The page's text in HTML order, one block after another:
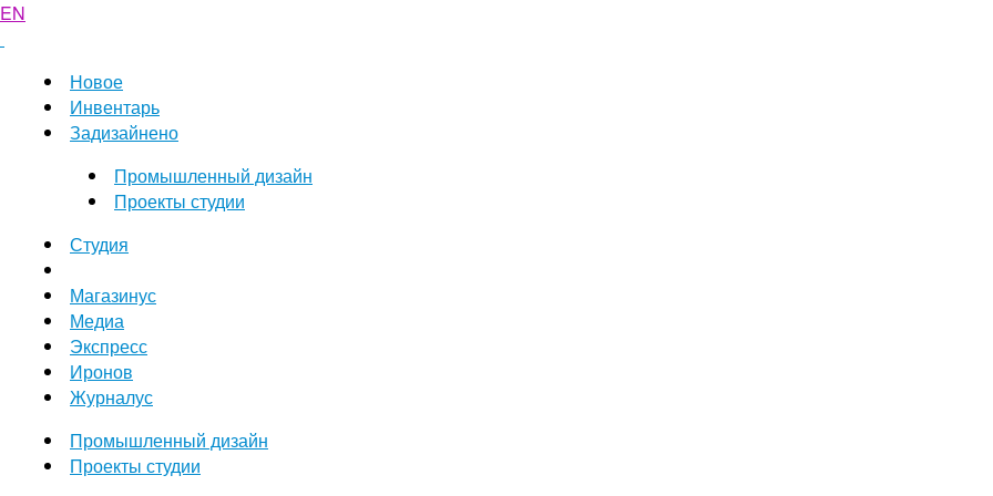
EN
Новое
Инвентарь
Задизайнено
Промышленный дизайн
Проекты студии
Студия
Магазинус
Медиа
Экспресс
Иронов
Журналус
Промышленный дизайн
Проекты студии